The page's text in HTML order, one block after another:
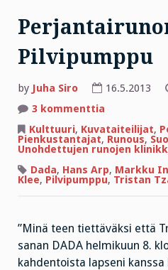
Pilvipumppu
by Juha Siro 16.5.2013
3 kommenttia
Pilvipumppu
Kulttuuri, Kuvataiteilijat,
Pienkustantajat, Runous,
Unohdettujen runojen
Dada, Hans Arp, Markku
Klee, Pilvipumppu, Tristan
”Minä teen tiettäväksi että
sanan DADA helmikuun 8.
kahdentoista lapseni